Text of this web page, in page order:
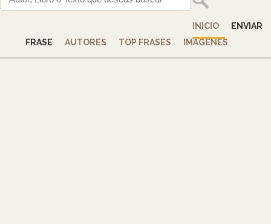
INICIO
ENVIAR
FRASE
AUTORES TOP FRASES IMÁGENES